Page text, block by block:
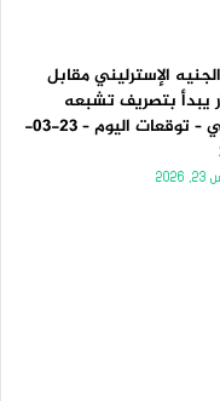
الإسترليني مقابل
يبدأ بتصريف تشبعه
البيعي – توقعات اليوم – 23-03-